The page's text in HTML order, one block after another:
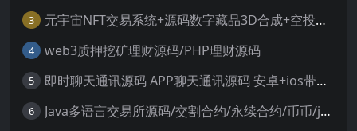
3 元宇宙NFT交易系统+源码数字藏品3D合成+空投盲盒玩法抽集卡
4 web3质押挖矿理财源码/PHP理财源码
5 即时聊天通讯源码 APP聊天通讯源码 安卓+ios带后端源码控制
6 Java多语言交易所源码/交割合约/永续合约/币币/java服务端